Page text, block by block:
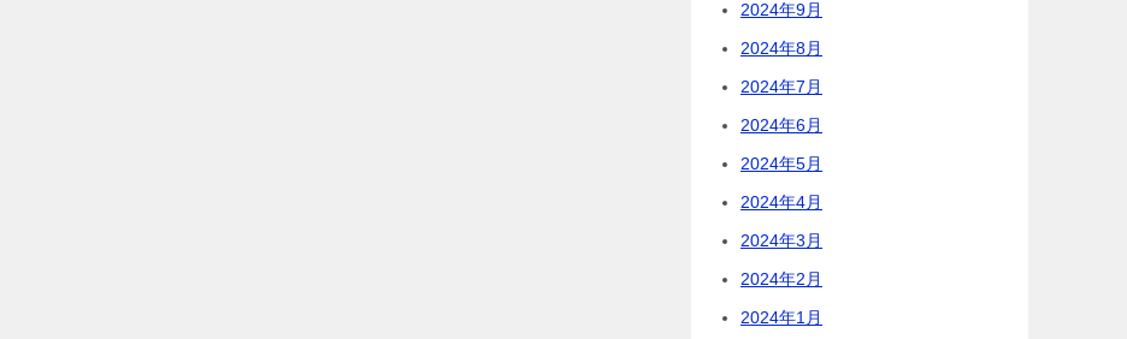
2024年9月
2024年8月
2024年7月
2024年6月
2024年5月
2024年4月
2024年3月
2024年2月
2024年1月